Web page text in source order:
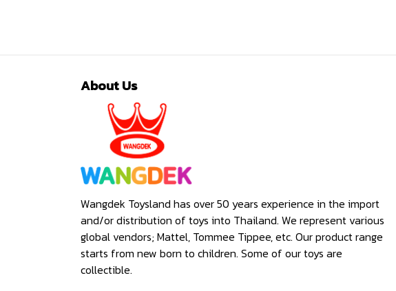
About Us
Wangdek Toysland has over 50 years experience in the import
and/or distribution of toys into Thailand. We represent various
global vendors; Mattel, Tommee Tippee, etc. Our product range
starts from new born to children. Some of our toys are
collectible.